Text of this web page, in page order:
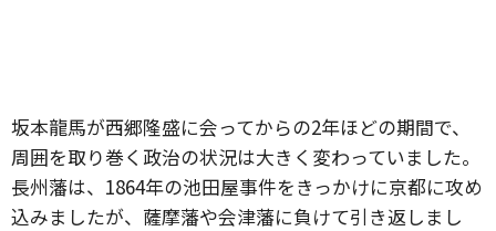
坂本龍馬が西郷隆盛に会ってからの2年ほどの期間で、
周囲を取り巻く政治の状況は大きく変わっていました。
長州藩は、1864年の池田屋事件をきっかけに京都に攻め
込みましたが、薩摩藩や会津藩に負けて引き返しまし